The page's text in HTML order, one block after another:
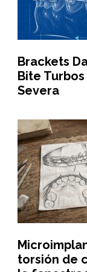
Brackets
Bite
Severa
torsión de